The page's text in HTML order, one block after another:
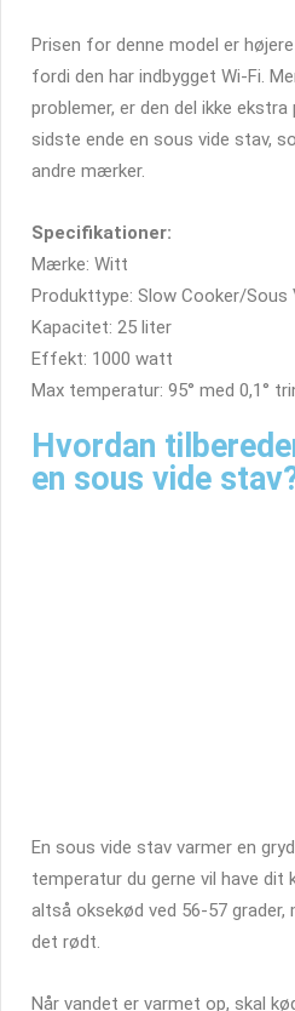
Prisen for denne model er
fordi den har indbygget Wi-Fi.
problemer, er den del ikke
sidste ende en sous vide stav,
andre mærker.
Specifikationer:
Mærke: Witt
Produkttype: Slow Cooker/Sous
Kapacitet: 25 liter
Effekt: 1000 watt
Max temperatur: 95° med 0,1°
Hvordan
en sous vide
En sous vide stav varmer en
temperatur du gerne vil have dit
altså oksekød ved 56-57 grader,
det rødt.
Når vandet er varmet op, skal